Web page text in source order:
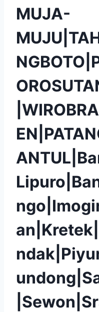
MUJA-